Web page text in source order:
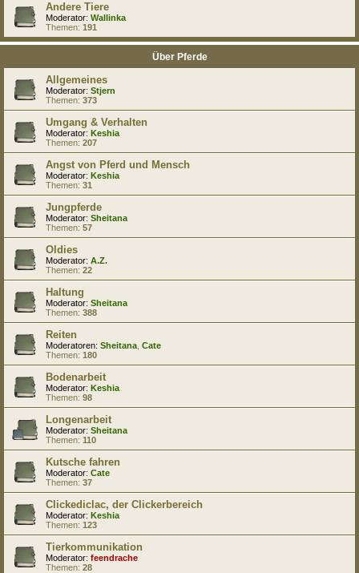
Andere Tiere
Moderator: Wallinka
Themen: 191
Über Pferde
Allgemeines
Moderator: Stjern
Themen: 373
Umgang & Verhalten
Moderator: Keshia
Themen: 207
Angst von Pferd und Mensch
Moderator: Keshia
Themen: 31
Jungpferde
Moderator: Sheitana
Themen: 57
Oldies
Moderator: A.Z.
Themen: 22
Haltung
Moderator: Sheitana
Themen: 388
Reiten
Moderatoren: Sheitana Cate
Themen: 180
Bodenarbeit
Moderator: Keshia
Themen: 98
Longenarbeit
Moderator: Sheitana
Themen: 110
Kutsche fahren
Moderator: Cate
Themen: 37
Clickediclac, der Clickerbereich
Moderator: Keshia
Themen: 123
Tierkommunikation
Moderator: feendrache
Themen: 28